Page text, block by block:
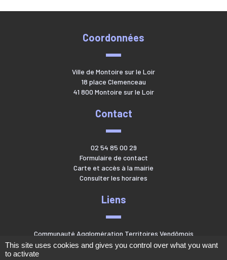
Coordonnées
Ville de Montoire sur le Loir
18 place Clemenceau
41 800 Montoire sur le Loir
Contact
02 54 85 00 29
Formulaire de contact
Carte et accès à la mairie
Consulter les horaires
Liens
Communauté Agglomération Territoires Vendômois
This site uses cookies and gives you control over what you want
to activate